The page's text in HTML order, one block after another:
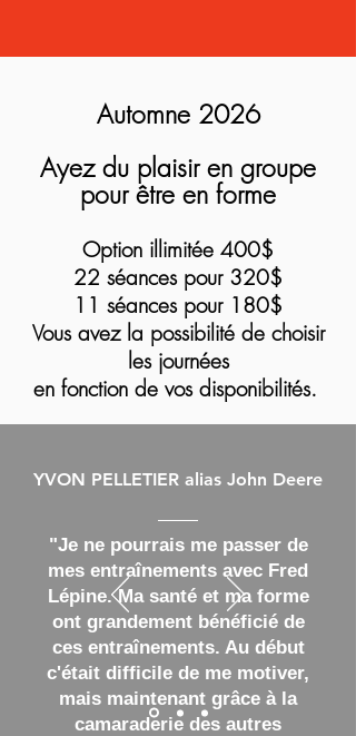
Automne 2026
Ayez du plaisir en groupe
pour être en forme
Option illimitée 400$
22 séances pour 320$
11 séances pour 180$
Vous avez la possibilité de choisir
les journées
en fonction de vos disponibilités.
YVON PELLETIER alias John Deere
"Je ne pourrais me passer de
mes entraînements avec Fred
Lépine. Ma santé et ma forme
ont grandement bénéficié de
ces entraînements. Au début
c'était difficile de me motiver,
mais maintenant grâce à la
camaraderie des autres